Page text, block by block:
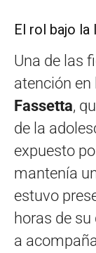
El rol bajo la
Una de las
atención en
Fassetta,
de la
expuesto
mantenía
estuvo
horas de
a